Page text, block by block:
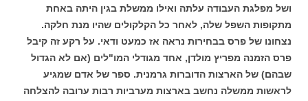
ושל מפלגת העבודה עלתה ואילו ממשלת בגין היתה באחת
מתקופות השפל שלה, לאחר כל הקלקולים שהיו מנת חלקה.
נצחונו של פרס בבחירות נראה אז כמעט ודאי. על רקע זה קיבל
פרס הזמנה מפריץ מולדן, אחד מגודלי המו"לים (אם לא הגדול
שבהם) של הארצות הדוברות גרמנית. ספר של אדם שמגיע
לראשות ממשלה נחשב בארצות מערביות רבות ערובה להצלחה